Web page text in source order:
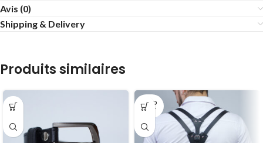
Avis (0)
Shipping & Delivery
Produits similaires
SOLD
OUT